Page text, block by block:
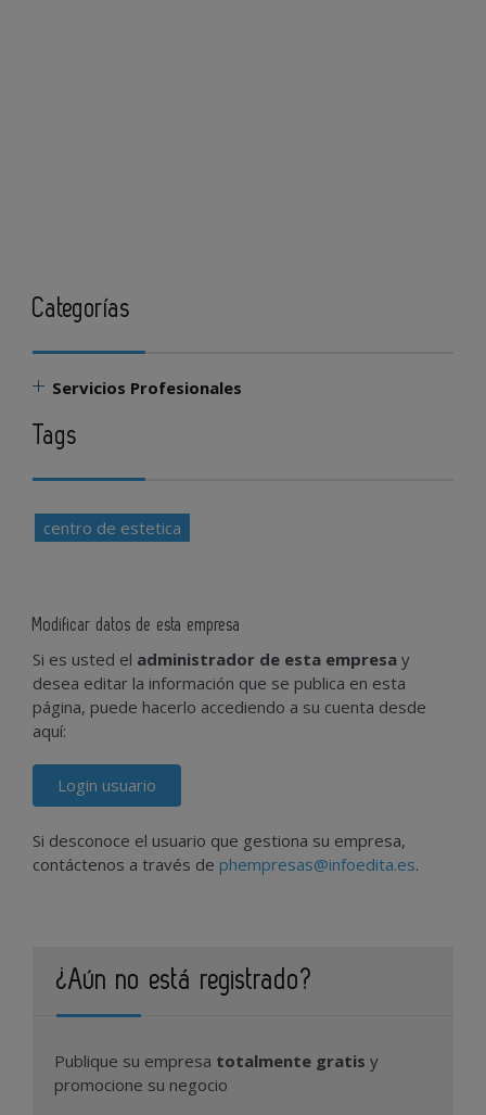
Categorías
Servicios Profesionales
Tags
centro de estetica
Modificar datos de esta empresa
Si es usted el administrador de esta empresa y
desea editar la información que se publica en esta
página, puede hacerlo accediendo a su cuenta desde
aquí:
Login usuario
Si desconoce el usuario que gestiona su empresa,
contáctenos a través de phempresas@infoedita.es.
¿Aún no está registrado?
Publique su empresa totalmente gratis y
promocione su negocio